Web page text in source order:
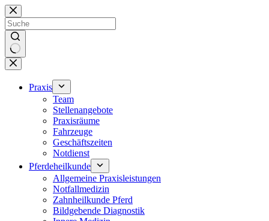
Zum
Inhalt
springen
Keine
Ergebnisse
Praxis
Team
Stellenangebote
Praxisräume
Fahrzeuge
Geschäftszeiten
Notdienst
Pferdeheilkunde
Allgemeine Praxisleistungen
Notfallmedizin
Zahnheilkunde Pferd
Bildgebende Diagnostik